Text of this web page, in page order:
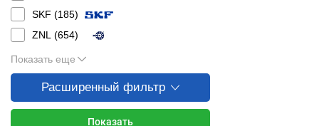
SKF (185)
ZNL (654)
Показать еще
Расширенный фильтр